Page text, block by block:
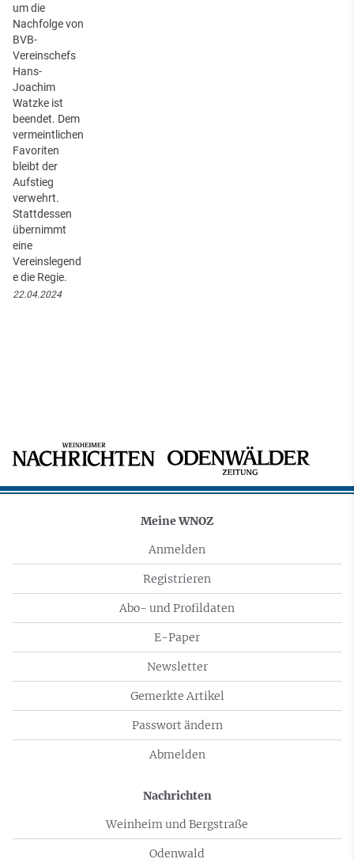
um die
Nachfolge von
BVB-
Vereinschefs
Hans-
Joachim
Watzke ist
beendet. Dem
vermeintlichen
Favoriten
bleibt der
Aufstieg
verwehrt.
Stattdessen
übernimmt
eine
Vereinslegend
e die Regie.
22.04.2024
Meine WNOZ
Anmelden
Registrieren
Abo- und Profildaten
E-Paper
Newsletter
Gemerkte Artikel
Passwort ändern
Abmelden
Nachrichten
Weinheim und Bergstraße
Odenwald